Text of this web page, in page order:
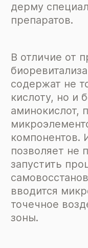
дерму
препаратов.
В отличие от
содержат не
кислоту, но и
аминокислот,
компонентов.
позволяет не
запустить
вводится
точечное
зоны.